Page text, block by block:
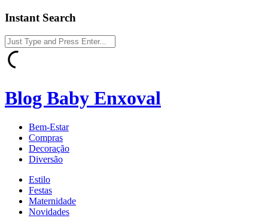
Instant Search
Blog Baby Enxoval
Bem-Estar
Compras
Decoração
Diversão
Estilo
Festas
Maternidade
Novidades